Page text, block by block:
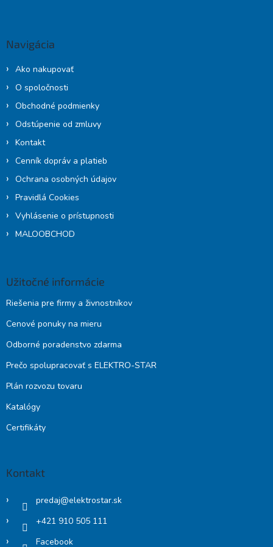
Navigácia
Ako nakupovať
O spoločnosti
Obchodné podmienky
Odstúpenie od zmluvy
Kontakt
Cenník dopráv a platieb
Ochrana osobných údajov
Pravidlá Cookies
Vyhlásenie o prístupnosti
MALOOBCHOD
Užitočné informácie
Riešenia pre firmy a živnostníkov
Cenové ponuky na mieru
Odborné poradenstvo zdarma
Prečo spolupracovať s ELEKTRO-STAR
Plán rozvozu tovaru
Katalógy
Certifikáty
Kontakt
predaj@elektrostar.sk
+421 910 505 111
Facebook